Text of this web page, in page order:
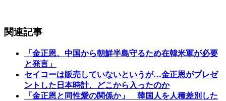
関連記事
「金正恩、中国から朝鮮半島守るため在韓米軍が必要
と発言」
セイコーは販売していないというが…金正恩がプレゼ
ントした日本時計、どこから入ったのか
「金正恩と同性愛の関係か」 韓国人を人種差別した